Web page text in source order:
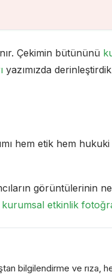
Çekimin bütününü
yazımızda
hem etik hem
görüntülerinin
kurumsal etkinlik
bilgilendirme ve rıza,